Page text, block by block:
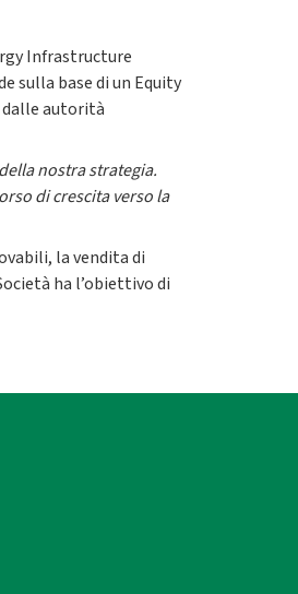
Infrastructure
sulla base di un Equity
dalle autorità
nostra strategia.
di crescita verso la
la vendita di
ha l’obiettivo di